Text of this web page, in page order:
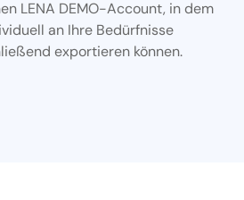
LENA DEMO-Account, in dem
an Ihre Bedürfnisse
exportieren können.